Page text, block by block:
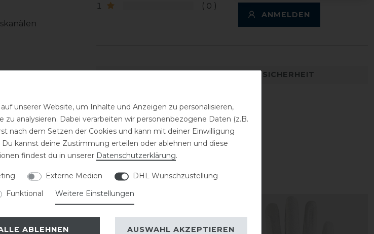
1
0
ANMELDEN
DETAILS ZUR PRODUKTSICHERHEIT
-10%
unserer Website, um Inhalte und Anzeigen zu personalisieren,
analysieren. Dabei verarbeiten wir personenbezogene Daten (z.B.
nach dem Setzen der Cookies und kann mit deiner Einwilligung
kannst deine Zustimmung erteilen oder ablehnen und diese
findest du in unserer Daten­schutz­erklärung.
Externe Medien
DHL Wunschzustellung
Funktional Weitere Einstellungen
ABLEHNEN AUSWAHL AKZEPTIEREN